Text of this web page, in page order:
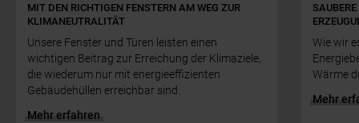
MIT DEN RICHTIGEN FENSTERN AM WEG ZUR
KLIMANEUTRALITÄT
Unsere Fenster und Türen leisten einen
wichtigen Beitrag zur Erreichung der Klimaziele,
die wiederum nur mit energieeffizienten
Gebäudehüllen erreichbar sind.
Mehr erfahren
SAUBERE
Wie wir
Wärme
Mehr